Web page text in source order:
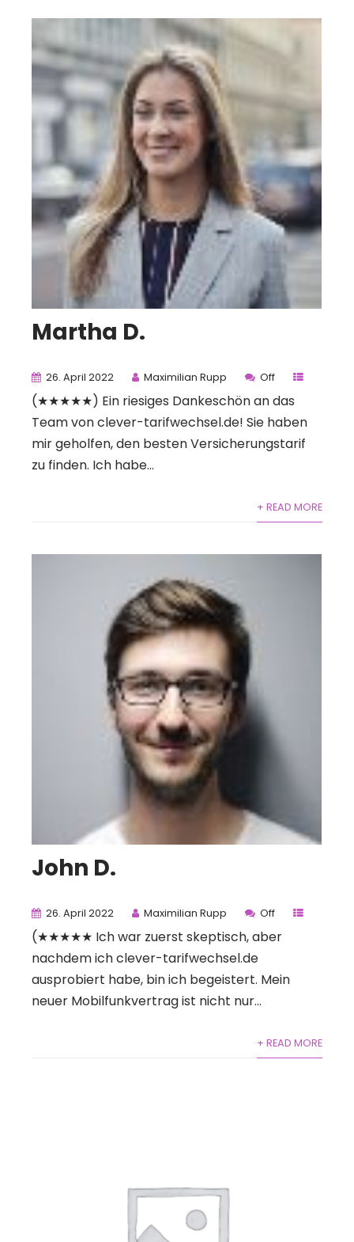
Martha D.
26. April 2022 Maximilian Rupp Off
(★★★★★) Ein riesiges Dankeschön an das
Team von clever-tarifwechsel.de! Sie haben
mir geholfen, den besten Versicherungstarif
zu finden. Ich habe...
+ READ MORE
John D.
26. April 2022 Maximilian Rupp Off
(★★★★★ Ich war zuerst skeptisch, aber
nachdem ich clever-tarifwechsel.de
ausprobiert habe, bin ich begeistert. Mein
neuer Mobilfunkvertrag ist nicht nur...
+ READ MORE